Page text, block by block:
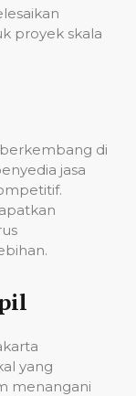
proyek skala
di
jasa
yang
menangani